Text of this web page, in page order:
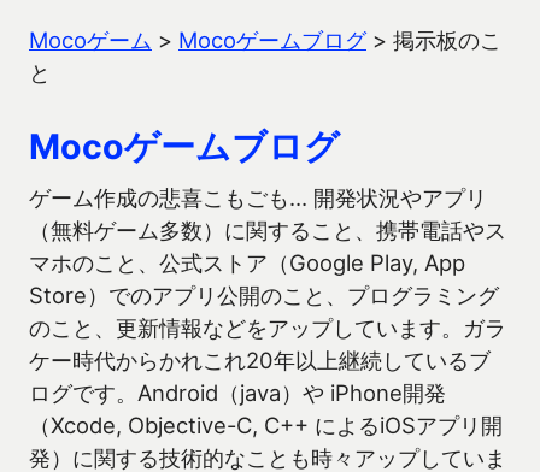
Mocoゲーム > Mocoゲームブログ> 掲示板のこ
と
Mocoゲームブログ
ゲーム作成の悲喜こもごも… 開発状況やアプリ
（無料ゲーム多数）に関すること、携帯電話やス
マホのこと、公式ストア（Google Play, App
Store）でのアプリ公開のこと、プログラミング
のこと、更新情報などをアップしています。ガラ
ケー時代からかれこれ20年以上継続しているブ
ログです。Android（java）や iPhone開発
（Xcode, Objective-C, C++ によるiOSアプリ開
発）に関する技術的なことも時々アップしていま